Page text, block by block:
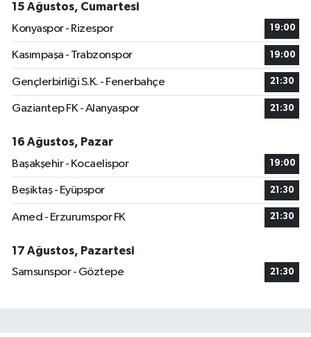
15 Ağustos, Cumartesi
Konyaspor - Rizespor
19:00
Kasımpaşa - Trabzonspor 19:00
Gençlerbirliği S.K. - Fenerbahçe 21:30
Gaziantep FK - Alanyaspor 21:30
16 Ağustos, Pazar
Başakşehir - Kocaelispor
19:00
Beşiktaş - Eyüpspor 21:30
Amed - Erzurumspor FK 21:30
17 Ağustos, Pazartesi
Samsunspor - Göztepe
21:30